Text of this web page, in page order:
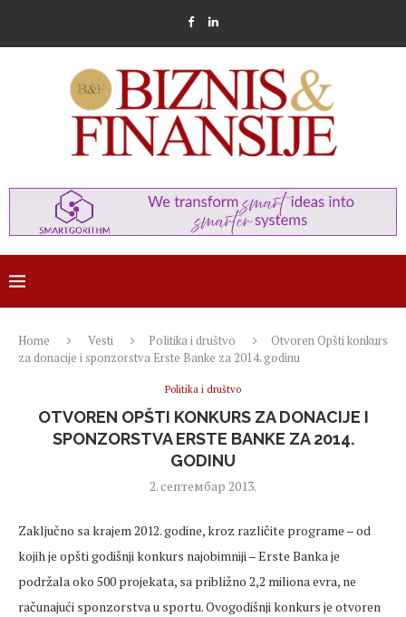
Home Vesti Politika i društvo
Otvoren Opšti konkurs
za donacije i sponzorstva Erste Banke za 2014. godinu
Politika i društvo
OTVOREN OPŠTI KONKURS ZA DONACIJE I
SPONZORSTVA ERSTE BANKE ZA 2014.
GODINU
2. септембар 2013.
Zaključno sa krajem 2012. godine, kroz različite programe – od
kojih je opšti godišnji konkurs najobimniji – Erste Banka je
podržala oko 500 projekata, sa približno 2,2 miliona evra, ne
računajući sponzorstva u sportu. Ovogodišnji konkurs je otvoren